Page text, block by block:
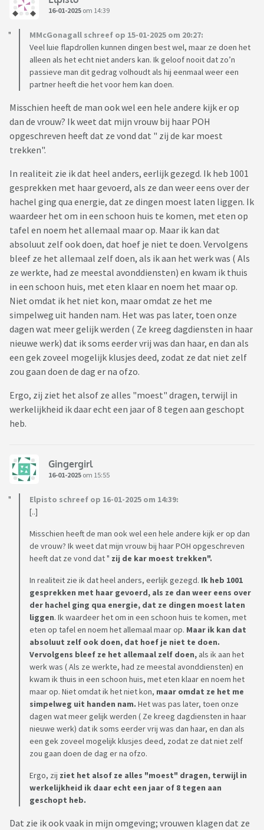
16-01-2025 om 14:39
MMcGonagall schreef op 15-01-2025 om 20:27:
Veel luie flapdrollen kunnen dingen best wel, maar ze doen het
alleen als het echt niet anders kan. Ik geloof nooit dat zo’n
passieve man dit gedrag volhoudt als hij eenmaal weer een
partner heeft die het voor hem kan doen.
Misschien heeft de man ook wel een hele andere kijk er op
dan de vrouw? Ik weet dat mijn vrouw bij haar POH
opgeschreven heeft dat ze vond dat " zij de kar moest
trekken".
In realiteit zie ik dat heel anders, eerlijk gezegd. Ik heb 1001
gesprekken met haar gevoerd, als ze dan weer eens over der
hachel ging qua energie, dat ze dingen moest laten liggen. Ik
waardeer het om in een schoon huis te komen, met eten op
tafel en noem het allemaal maar op. Maar ik kan dat
absoluut zelf ook doen, dat hoef je niet te doen. Vervolgens
bleef ze het allemaal zelf doen, als ik aan het werk was ( Als
ze werkte, had ze meestal avonddiensten) en kwam ik thuis
in een schoon huis, met eten klaar en noem het maar op.
Niet omdat ik het niet kon, maar omdat ze het me
simpelweg uit handen nam. Het was pas later, toen onze
dagen wat meer gelijk werden ( Ze kreeg dagdiensten in haar
nieuwe werk) dat ik soms eerder vrij was dan haar, en dan als
een gek zoveel mogelijk klusjes deed, zodat ze dat niet zelf
zou gaan doen de dag er na ofzo.
Ergo, zij ziet het alsof ze alles "moest" dragen, terwijl in
werkelijkheid ik daar echt een jaar of 8 tegen aan geschopt
heb.
Gingergirl
16-01-2025 om 15:55
Elpisto schreef op 16-01-2025 om 14:39:
[..]
Misschien heeft de man ook wel een hele andere kijk er op dan
de vrouw? Ik weet dat mijn vrouw bij haar POH opgeschreven
heeft dat ze vond dat " zij de kar moest trekken".
In realiteit zie ik dat heel anders, eerlijk gezegd. Ik heb 1001
gesprekken met haar gevoerd, als ze dan weer eens over
der hachel ging qua energie, dat ze dingen moest laten
liggen. Ik waardeer het om in een schoon huis te komen, met
eten op tafel en noem het allemaal maar op. Maar ik kan dat
absoluut zelf ook doen, dat hoef je niet te doen.
Vervolgens bleef ze het allemaal zelf doen, als ik aan het
werk was ( Als ze werkte, had ze meestal avonddiensten) en
kwam ik thuis in een schoon huis, met eten klaar en noem het
maar op. Niet omdat ik het niet kon, maar omdat ze het me
simpelweg uit handen nam. Het was pas later, toen onze
dagen wat meer gelijk werden ( Ze kreeg dagdiensten in haar
nieuwe werk) dat ik soms eerder vrij was dan haar, en dan als
een gek zoveel mogelijk klusjes deed, zodat ze dat niet zelf
zou gaan doen de dag er na ofzo.
Ergo, zij ziet het alsof ze alles "moest" dragen, terwijl in
werkelijkheid ik daar echt een jaar of 8 tegen aan
geschopt heb.
Dat zie ik ook vaak in mijn omgeving; vrouwen klagen dat ze